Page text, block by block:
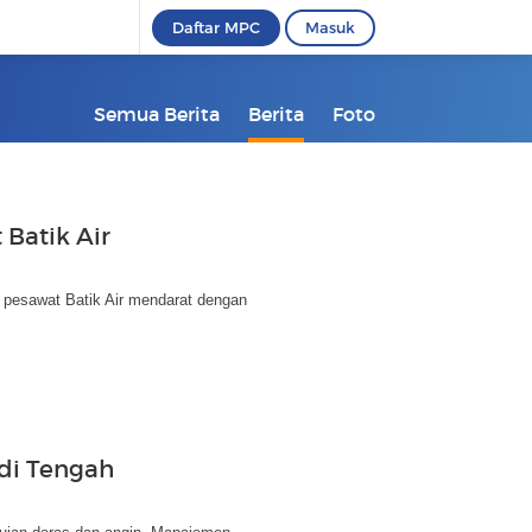
Daftar MPC Masuk
Semua Berita Berita Foto
Batik Air
Batik Air mendarat dengan
Tengah